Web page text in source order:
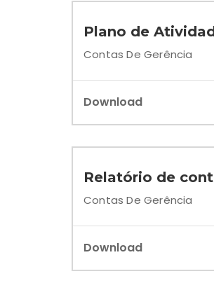
Plano de
Contas De Gerência
Download
Relatório de
Contas De Gerência
Download